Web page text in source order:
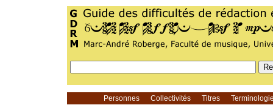
Personnes Collectivités Titres